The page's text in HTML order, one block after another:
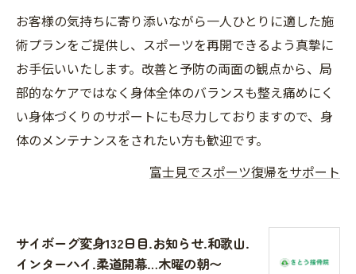
お客様の気持ちに寄り添いながら一人ひとりに適した施
術プランをご提供し、スポーツを再開できるよう真摯に
お手伝いいたします。改善と予防の両面の観点から、局
部的なケアではなく身体全体のバランスも整え痛めにく
い身体づくりのサポートにも尽力しておりますので、身
体のメンテナンスをされたい方も歓迎です。
富士見でスポーツ復帰をサポート
サイボーグ変身132日目.お知らせ.和歌山.
インターハイ.柔道開幕…木曜の朝〜